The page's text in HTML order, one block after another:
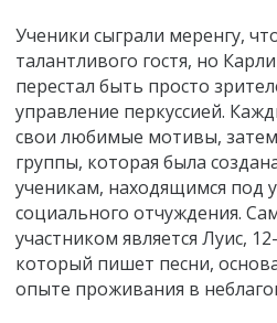
Ученики сыграли меренгу,
талантливого гостя, но
перестал быть просто
управление перкуссией.
свои любимые мотивы,
группы, которая была
ученикам, находящимся под
социального отчуждения.
участником является Луис,
который пишет песни,
опыте проживания в